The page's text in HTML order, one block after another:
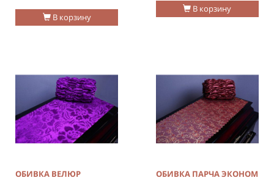
В корзину
В корзину
ОБИВКА ВЕЛЮР ОБИВКА ПАРЧА ЭКОНОМ